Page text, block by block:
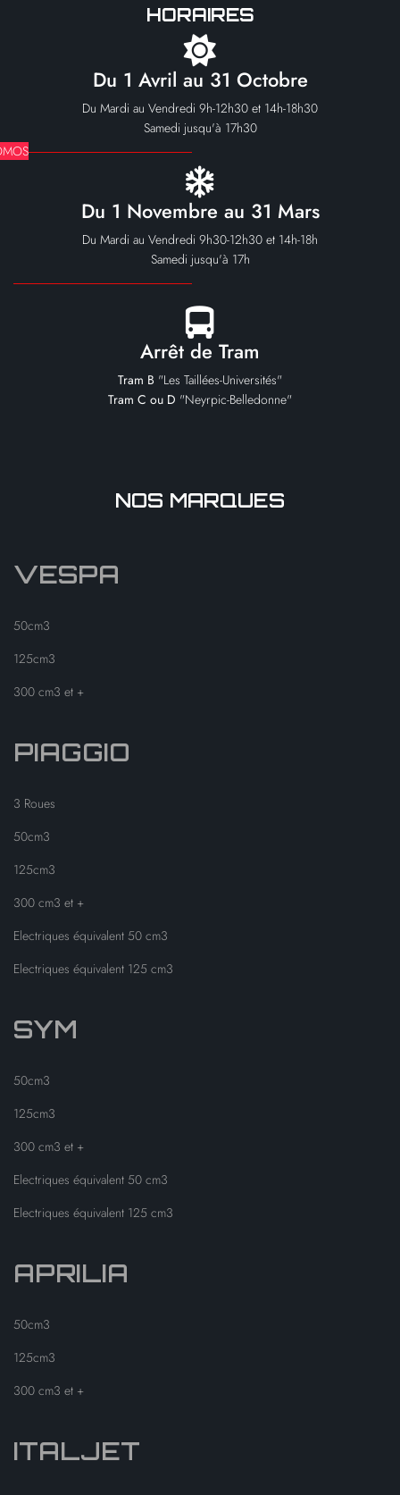
HORAIRES
Du 1 Avril au 31 Octobre
Du Mardi au Vendredi 9h-12h30 et 14h-18h30
Samedi jusqu'à 17h30
Du 1 Novembre au 31 Mars
Du Mardi au Vendredi 9h30-12h30 et 14h-18h
Samedi jusqu'à 17h
Arrêt de Tram
Tram B "Les Taillées-Universités"
Tram C ou D "Neyrpic-Belledonne"
NOS MARQUES
VESPA
50cm3
125cm3
300 cm3 et +
PIAGGIO
3 Roues
50cm3
125cm3
300 cm3 et +
Electriques équivalent 50 cm3
Electriques équivalent 125 cm3
SYM
50cm3
125cm3
300 cm3 et +
Electriques équivalent 50 cm3
Electriques équivalent 125 cm3
APRILIA
50cm3
125cm3
300 cm3 et +
ITALJET